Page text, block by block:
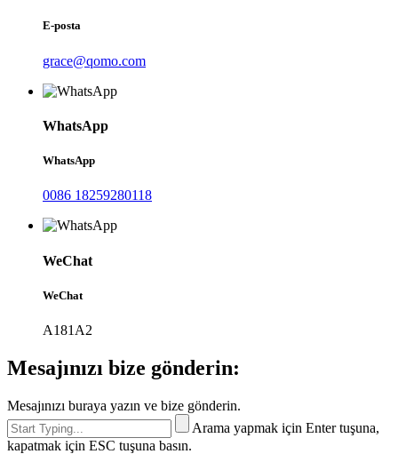
E-posta
grace@qomo.com
WhatsApp
WhatsApp
0086 18259280118
WeChat
WeChat
A181A2
Mesajınızı bize gönderin:
Mesajınızı buraya yazın ve bize gönderin.
Arama yapmak için Enter tuşuna,
kapatmak için ESC tuşuna basın.